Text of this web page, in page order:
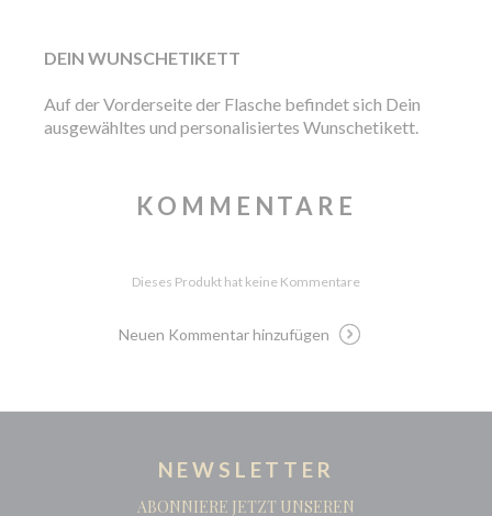
DEIN WUNSCHETIKETT
Auf der Vorderseite der Flasche befindet sich Dein
ausgewähltes und personalisiertes Wunschetikett.
KOMMENTARE
Dieses Produkt hat keine Kommentare
Neuen Kommentar hinzufügen
NEWSLETTER
ABONNIERE JETZT UNSEREN